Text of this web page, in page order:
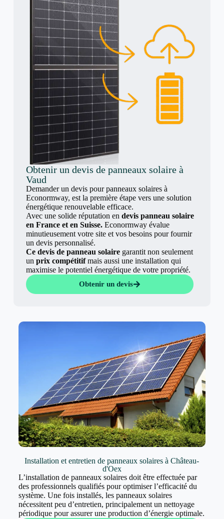
Obtenir un devis de panneaux solaire à
Vaud
Demander un devis pour panneaux solaires à
Econormway, est la première étape vers une solution
énergétique renouvelable efficace.
Avec une solide réputation en devis panneau solaire
en France et en Suisse.Econormway évalue
minutieusement votre site et vos besoins pour fournir
un devis personnalisé.
Ce devis de panneau solairegarantit non seulement
un prix compétitifmais aussi une installation qui
maximise le potentiel énergétique de votre propriété.
Obtenir un devis
Installation et entretien de panneaux solaires à Château-
d'Oex
L’installation de panneaux solaires doit être effectuée par
des professionnels qualifiés pour optimiser l’efficacité du
système. Une fois installés, les panneaux solaires
nécessitent peu d’entretien, principalement un nettoyage
périodique pour assurer une production d’énergie optimale.